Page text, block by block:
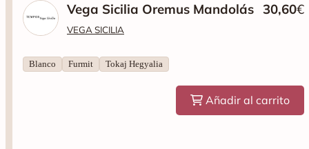
Vega Sicilia Oremus Mandolás
VEGA SICILIA
30,60€
Blanco Furmit Tokaj Hegyalia
Añadir al carrito